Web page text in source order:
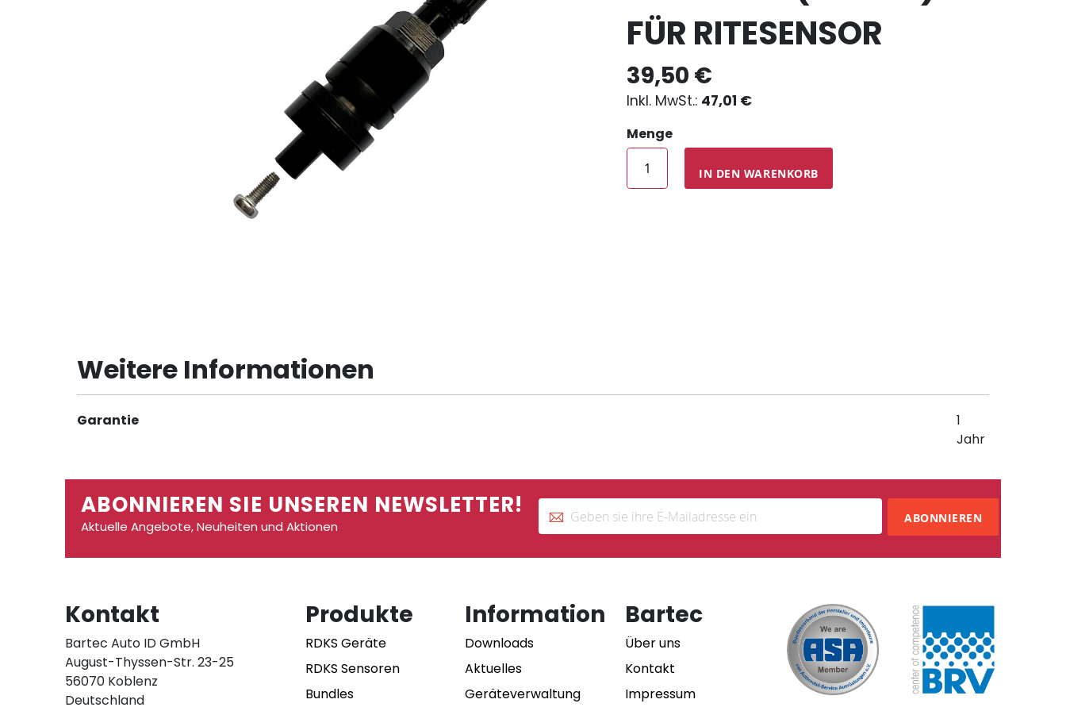
FÜR RITESENSOR
39,50 €
47,01 €
Menge
IN DEN WARENKORB
Weitere Informationen
Weitere
Garantie
1
Jahr
ABONNIEREN SIE UNSEREN NEWSLETTER!
Aktuelle Angebote, Neuheiten und Aktionen
ABONNIEREN
Kontakt
Bartec Auto ID GmbH
August-Thyssen-Str. 23-25
56070 Koblenz
Deutschland
Produkte
RDKS Geräte
RDKS Sensoren
Bundles
Information
Downloads
Aktuelles
Geräteverwaltung
Bartec
Über uns
Kontakt
Impressum